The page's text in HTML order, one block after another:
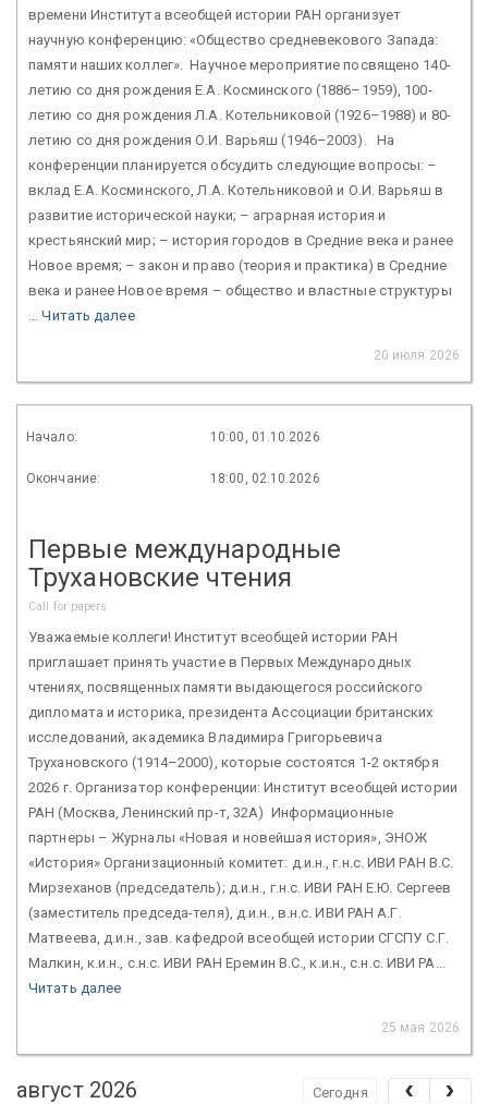
времени Института всеобщей истории РАН организует
научную конференцию: «Общество средневекового Запада:
памяти наших коллег». Научное мероприятие посвящено 140-
летию со дня рождения Е.А. Косминского (1886–1959), 100-
летию со дня рождения Л.А. Котельниковой (1926–1988) и 80-
летию со дня рождения О.И. Варьяш (1946–2003). На
конференции планируется обсудить следующие вопросы: –
вклад Е.А. Косминского, Л.А. Котельниковой и О.И. Варьяш в
развитие исторической науки; – аграрная история и
крестьянский мир; – история городов в Средние века и ранее
Новое время; – закон и право (теория и практика) в Средние
века и ранее Новое время – общество и властные структуры
...Читать далее
20 июля 2026
Начало: 10:00, 01.10.2026
Окончание: 18:00, 02.10.2026
Первые международные
Трухановские чтения
Call for papers
Уважаемые коллеги! Институт всеобщей истории РАН
приглашает принять участие в Первых Международных
чтениях, посвященных памяти выдающегося российского
дипломата и историка, президента Ассоциации британских
исследований, академика Владимира Григорьевича
Трухановского (1914–2000), которые состоятся 1-2 октября
2026 г. Организатор конференции: Институт всеобщей истории
РАН (Москва, Ленинский пр-т, 32А) Информационные
партнеры – Журналы «Новая и новейшая история», ЭНОЖ
«История» Организационный комитет: д.и.н., г.н.с. ИВИ РАН В.С.
Мирзеханов (председатель); д.и.н., г.н.с. ИВИ РАН Е.Ю. Сергеев
(заместитель председа-теля), д.и.н., в.н.с. ИВИ РАН А.Г.
Матвеева, д.и.н., зав. кафедрой всеобщей истории СГСПУ С.Г.
Малкин, к.и.н., с.н.с. ИВИ РАН Еремин В.С., к.и.н., с.н.с. ИВИ РА...
Читать далее
25 мая 2026
август 2026 Сегодня